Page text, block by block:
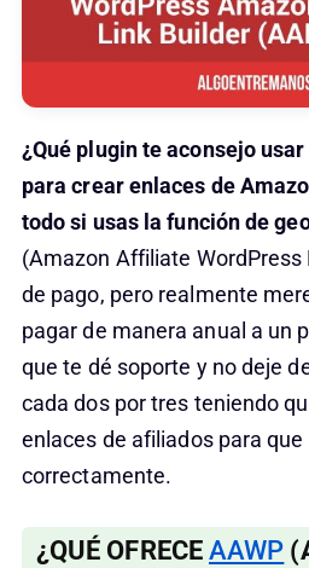
¿Qué plugin te aconsejo
para crear enlaces de
todo si usas la función de
(Amazon Affiliate WordPress
de pago, pero realmente
pagar de manera anual a un
que te dé soporte y no deje
cada dos por tres teniendo
enlaces de afiliados para
correctamente.
¿QUÉ OFRECE AAWP